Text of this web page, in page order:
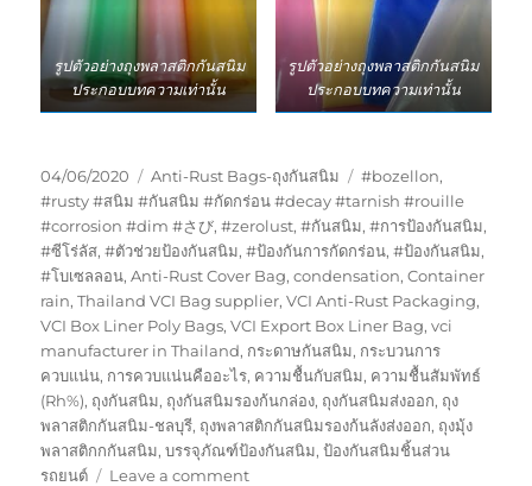
รูปตัวอย่างถุงพลาสติกกันสนิม
ประกอบบทความเท่านั้น
รูปตัวอย่างถุงพลาสติกกันสนิม
ประกอบบทความเท่านั้น
Posted
on
04/06/2020 Categories
Anti-Rust Bags-ถุงกันสนิม Tags
#bozellon,
#rusty #สนิม #กันสนิม #กัดกร่อน #decay #tarnish #rouille
#corrosion #dim #さび,#zerolust,#กันสนิม,#การป้องกันสนิม,
#ซีโร่ลัส,#ตัวช่วยป้องกันสนิม,#ป้องกันการกัดกร่อน,#ป้องกันสนิม,
#โบเซลลอน,Anti-Rust Cover Bag,condensation,Container
rain,Thailand VCI Bag supplier,VCI Anti-Rust Packaging,
VCI Box Liner Poly Bags,VCI Export Box Liner Bag,vci
manufacturer in Thailand, กระดาษกันสนิม, กระบวนการ
ควบแน่น, การควบแน่นคืออะไร, ความชื้นกับสนิม, ความชื้นสัมพัทธ์
(Rh%), ถุงกันสนิม, ถุงกันสนิมรองก้นกล่อง, ถุงกันสนิมส่งออก, ถุง
พลาสติกกันสนิม-ชลบุรี, ถุงพลาสติกกันสนิมรองก้นลังส่งออก, ถุงมุ้ง
พลาสติกกกันสนิม,บรรจุภัณฑ์ป้องกันสนิม,ป้องกันสนิมชิ้นส่วน
รถยนต์
Leave a commenton